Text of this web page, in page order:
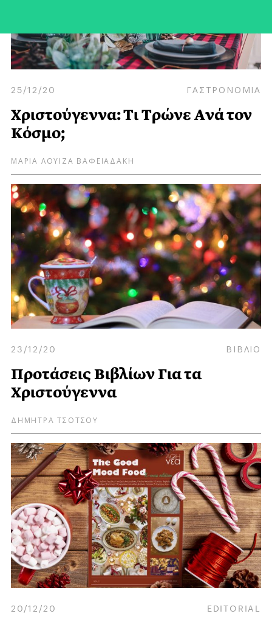
25/12/20 ΓΑΣΤΡΟΝΟΜΙΑ
Χριστούγεννα: Τι Tρώνε Aνά τον
Kόσμο;
ΜΑΡΙΑ ΛΟΥΙΖΑ ΒΑΦΕΙΑΔΑΚΗ
23/12/20 ΒΙΒΛΙΟ
Προτάσεις Βιβλίων Για τα
Χριστούγεννα
ΔΗΜΗΤΡΑ ΤΣΟΤΣΟΥ
20/12/20 EDITORIAL